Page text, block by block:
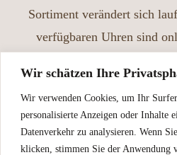
Wir schätzen Ihre
Wir verwenden Cookies, um Ihr
personalisierte Anzeigen oder Inhalte
Datenverkehr zu analysieren. Wenn
klicken, stimmen Sie der Anwendung
Sortiment verändert sich
verfügbaren Uhren sind
einstellen können.
nehmen Sie sich Zeit,